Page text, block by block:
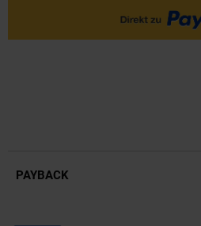
PAYBACK